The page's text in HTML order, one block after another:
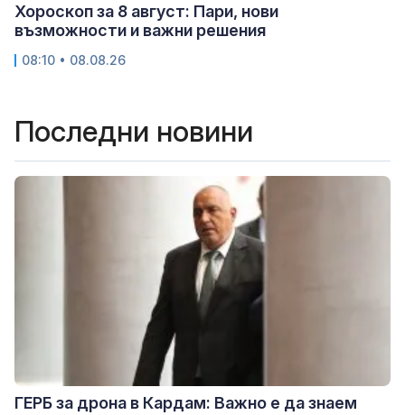
Хороскоп за 8 август: Пари, нови
възможности и важни решения
08:10 • 08.08.26
Последни новини
ГЕРБ за дрона в Кардам: Важно е да знаем